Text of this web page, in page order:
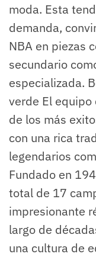
moda. Esta
demanda,
NBA en piezas
secundario
especializada.
verde El equipo
de los más
con una rica
legendarios
Fundado en
total de 17
impresionante
largo de
una cultura de